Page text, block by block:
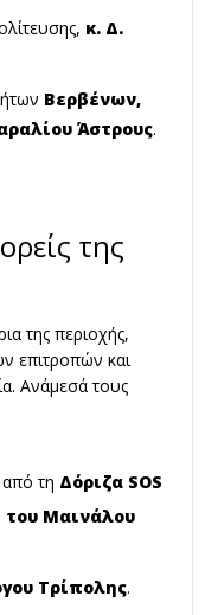
κ. Δ.
Βερβένων,
Άστρους.
της
της περιοχής,
επιτροπών και
Ανάμεσά τους
τη Δόριζα SOS
του Μαινάλου
Τρίπολης.